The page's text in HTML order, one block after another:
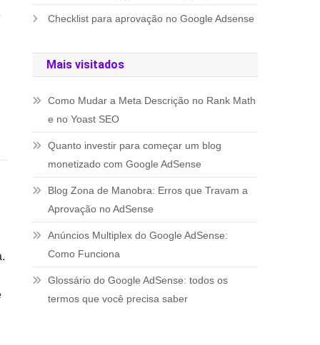
Checklist para aprovação no Google Adsense
Mais visitados
Como Mudar a Meta Descrição no Rank Math
e no Yoast SEO
Quanto investir para começar um blog
monetizado com Google AdSense
Blog Zona de Manobra: Erros que Travam a
Aprovação no AdSense
Anúncios Multiplex do Google AdSense:
Como Funciona
Glossário do Google AdSense: todos os
termos que você precisa saber